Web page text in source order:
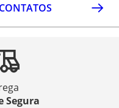
Segura